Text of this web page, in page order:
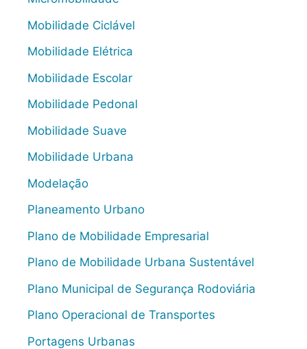
Mobilidade Ciclável
Mobilidade Elétrica
Mobilidade Escolar
Mobilidade Pedonal
Mobilidade Suave
Mobilidade Urbana
Modelação
Planeamento Urbano
Plano de Mobilidade Empresarial
Plano de Mobilidade Urbana Sustentável
Plano Municipal de Segurança Rodoviária
Plano Operacional de Transportes
Portagens Urbanas